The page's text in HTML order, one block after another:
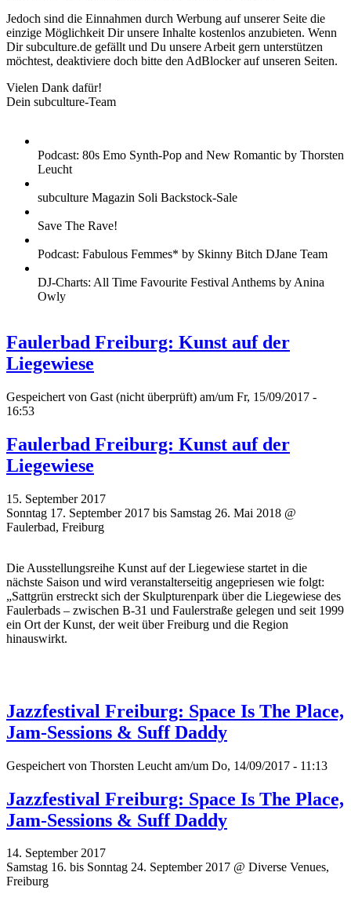
Jedoch sind die Einnahmen durch Werbung auf unserer Seite die
einzige Möglichkeit Dir unsere Inhalte kostenlos anzubieten. Wenn
Dir subculture.de gefällt und Du unsere Arbeit gern unterstützen
möchtest, deaktiviere doch bitte den AdBlocker auf unseren Seiten.
Vielen Dank dafür!
Dein subculture-Team
Podcast: 80s Emo Synth-Pop and New Romantic by Thorsten
Leucht
subculture Magazin Soli Backstock-Sale
Save The Rave!
Podcast: Fabulous Femmes* by Skinny Bitch DJane Team
DJ-Charts: All Time Favourite Festival Anthems by Anina
Owly
Faulerbad Freiburg: Kunst auf der
Liegewiese
Gespeichert von Gast (nicht überprüft) am/um Fr, 15/09/2017 -
16:53
Faulerbad Freiburg: Kunst auf der
Liegewiese
15. September 2017
Sonntag 17. September 2017 bis Samstag 26. Mai 2018 @
Faulerbad, Freiburg
Die Ausstellungsreihe Kunst auf der Liegewiese startet in die
nächste Saison und wird veranstalterseitig angepriesen wie folgt:
„Sattgrün erstreckt sich der Skulpturenpark über die Liegewiese des
Faulerbads – zwischen B-31 und Faulerstraße gelegen und seit 1999
ein Ort der Kunst, der weit über Freiburg und die Region
hinauswirkt.
Jazzfestival Freiburg: Space Is The Place,
Jam-Sessions & Suff Daddy
Gespeichert von Thorsten Leucht am/um Do, 14/09/2017 - 11:13
Jazzfestival Freiburg: Space Is The Place,
Jam-Sessions & Suff Daddy
14. September 2017
Samstag 16. bis Sonntag 24. September 2017 @ Diverse Venues,
Freiburg